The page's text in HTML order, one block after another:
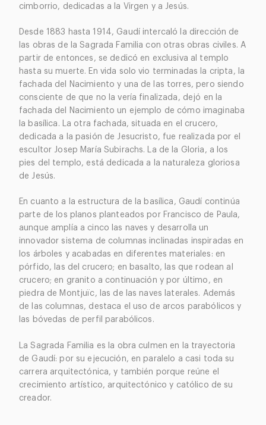
cimborrio, dedicadas a la Virgen y a Jesús.
Desde 1883 hasta 1914, Gaudí intercaló la dirección de
las obras de la Sagrada Familia con otras obras civiles. A
partir de entonces, se dedicó en exclusiva al templo
hasta su muerte. En vida solo vio terminadas la cripta, la
fachada del Nacimiento y una de las torres, pero siendo
consciente de que no la vería finalizada, dejó en la
fachada del Nacimiento un ejemplo de cómo imaginaba
la basílica. La otra fachada, situada en el crucero,
dedicada a la pasión de Jesucristo, fue realizada por el
escultor Josep María Subirachs. La de la Gloria, a los
pies del templo, está dedicada a la naturaleza gloriosa
de Jesús.
En cuanto a la estructura de la basílica, Gaudí continúa
parte de los planos planteados por Francisco de Paula,
aunque amplía a cinco las naves y desarrolla un
innovador sistema de columnas inclinadas inspiradas en
los árboles y acabadas en diferentes materiales: en
pórfido, las del crucero; en basalto, las que rodean al
crucero; en granito a continuación y por último, en
piedra de Montjuïc, las de las naves laterales. Además
de las columnas, destaca el uso de arcos parabólicos y
las bóvedas de perfil parabólicos.
La Sagrada Familia es la obra culmen en la trayectoria
de Gaudí: por su ejecución, en paralelo a casi toda su
carrera arquitectónica, y también porque reúne el
crecimiento artístico, arquitectónico y católico de su
creador.